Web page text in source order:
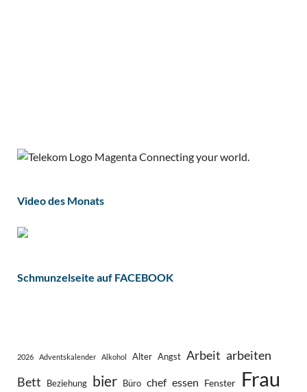
Video des Monats
Schmunzelseite auf FACEBOOK
2026 Adventskalender Alkohol Alter Angst Arbeit arbeiten
Bett
Beziehung bier Büro chef essen Fenster Frau